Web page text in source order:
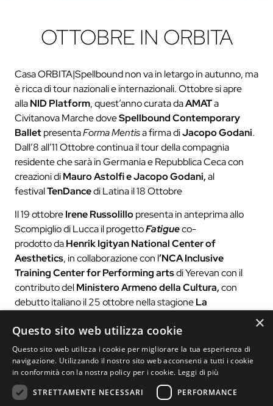
OTTOBRE IN ORBITA
Casa ORBITA|Spellbound non va in letargo in autunno, ma
è ricca di tour nazionali e internazionali. Ottobre si apre
allaNID Platform, quest’anno curata daAMATa
Civitanova Marche doveSpellbound Contemporary
BalletpresentaForma Mentisa firma diJacopo Godani.
Dall’8 all’11 Ottobre continua il tour della compagnia
residente che sarà in Germania e Repubblica Ceca con
creazioni diMauro Astolfi e Jacopo Godani,al
festivalTenDancedi Latina il 18 Ottobre
Il 19 ottobreIrene Russolillopresenta in anteprima allo
Scompiglio di Lucca il progettoFatigueco-
prodotto daHenrik Igityan National Center of
Aesthetics, in collaborazione con l’NCA Inclusive
Training Center for Performing artsdi Yerevan con il
contributo delMinistero Armeno della Cultura,con
debutto italiano il 25 ottobre nella stagioneLa
Rilevante Interesse per la Danza.
L’artista associato,Piergiorgio Milano, prosegue
la tournée conFortunail 2 ottobre a Firenze nell’ambito
del
, il 4 ottobre alDiffusa
Festivaldi Alessandria e in una nuova versione da
×
Questo sito web utilizza cookie
Questo sito web utilizza i cookie per migliorare la tua esperienza di
navigazione. Utilizzando il nostro sito web acconsenti a tutti i cookie
in conformità con la nostra policy per i cookie. Leggi di più
STRETTAMENTE NECESSARI
PERFORMANCE